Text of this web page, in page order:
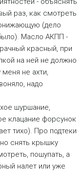
раз, как смотреть
(дело
Масло АКПП -
красный, при
на ней не должно
не ахти,
надо
шуршание,
клацание форсунок
тихо). Про подтеки
снять крышку
пошупать, а
налет или уже